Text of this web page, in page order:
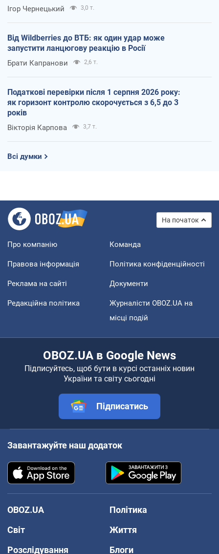
Ігор Чернецький 3,0 т.
Від Wildberries до ВТБ: як один удар може
запустити ланцюгову реакцію в Росії
Брати Капранови 2,6 т.
Податкові перевірки після 1 серпня 2026 року:
як горизонт контролю скорочується з 6,5 до 3
років
Вікторія Карпова 3,7 т.
Всі думки
На початок
Про компанію Команда
Правова інформація Політика конфіденційності
Реклама на сайті Документи
Редакційна політика
Журналісти OBOZ.UA на
місці подій
OBOZ.UA в Google News
Підписуйтесь, щоб бути в курсі останніх новин
України та світу сьогодні
Підписатись
Завантажуйте наш додаток
OBOZ.UA
Політика
Світ
Життя
Розслідування
Блоги